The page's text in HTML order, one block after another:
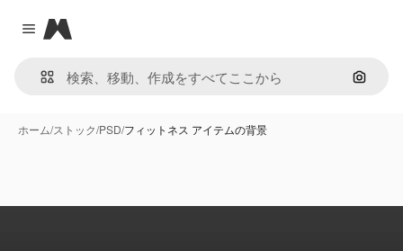
Close menu
Magnific
画像で
ホーム/ストック/PSD/フィットネス アイテムの背景